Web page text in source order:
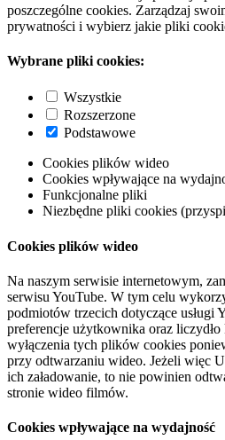
poszczególne cookies. Zarządzaj
prywatności i wybierz jakie pliki
Wybrane pliki cookies:
Wszystkie
Rozszerzone
Podstawowe
Cookies plików wideo
Cookies wpływające na
Funkcjonalne pliki
Niezbędne pliki cookies
Cookies plików wideo
Na naszym serwisie internetowym,
serwisu YouTube. W tym celu
podmiotów trzecich dotyczące usługi
preferencje użytkownika oraz
wyłączenia tych plików cookies
przy odtwarzaniu wideo. Jeżeli więc
ich załadowanie, to nie powinien
stronie wideo filmów.
Cookies wpływające na wydajność